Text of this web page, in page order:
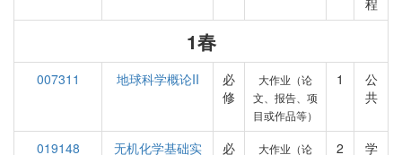
程
1春
007311 地球科学概论II
必
修
大作业（论
文、报告、项
目或作品等）
1
公
共
019148
无机化学基础实
必
大作业（论
2
学